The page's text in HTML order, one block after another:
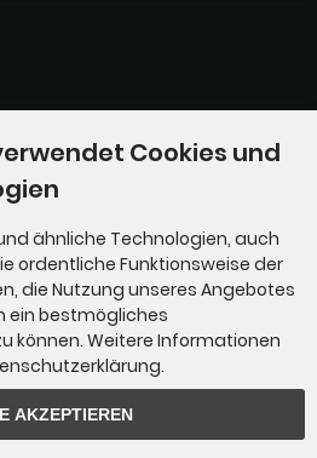
Cookies und
ähnliche Technologien, auch
ordentliche Funktionsweise der
die Nutzung unseres Angebotes
ein bestmögliches
können. Weitere Informationen
AKZEPTIEREN